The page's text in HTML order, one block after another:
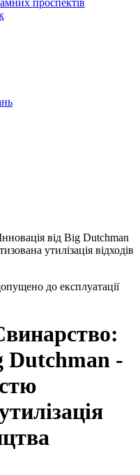
проспектів
від Big Dutchman
утилізація відходів
до експлуатації
Dutchman -